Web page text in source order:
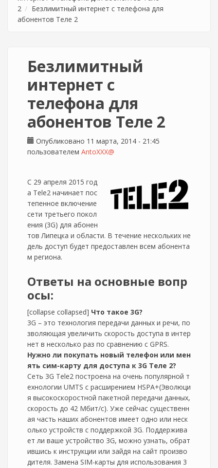
2
Безлимитный интернет с телефона для
абонентов Теле 2
Безлимитный
интернет с
телефона для
абонентов Теле 2
Опубликовано 11 марта, 2014 - 21:45
пользователем AntoXXX@
С 29 апреля 2015 год
а Tele2 начинает пос
тепенное включение
сети третьего покол
ения (3G) для абонен
тов Липецка и области. В течение нескольких не
дель доступ будет предоставлен всем абонента
м региона.
Ответы на основные вопр
осы:
[collapse collapsed] Что такое 3G?
3G – это технология передачи данных и речи, по
зволяющая увеличить скорость доступа в интер
нет в несколько раз по сравнению с GPRS.
Нужно ли покупать новый телефон или мен
ять сим-карту для доступа к 3G Теле 2?
Сеть 3G Tele2 построена на очень популярной т
ехнологии UMTS c расширением HSPA+(Эволюци
я высокоскоростной пакетной передачи данных,
скорость до 42 Мбит/с). Уже сейчас существенн
ая часть наших абонентов имеет одно или неск
олько устройств с поддержкой 3G. Поддержива
ет ли ваше устройство 3G, можно узнать, обрат
ившись к инструкции или зайдя на сайт произво
дителя. Замена SIM-карты для использования 3